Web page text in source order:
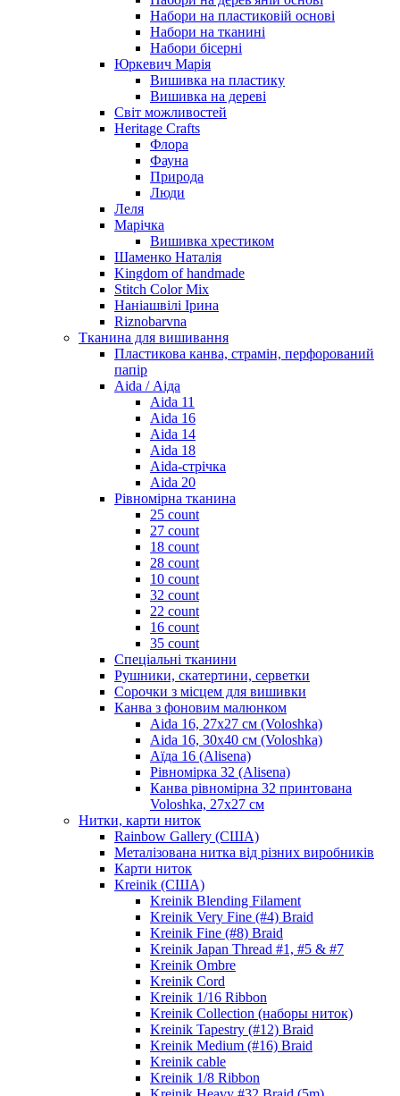
Набори на пластиковій основі
Набори на тканині
Набори бісерні
Юркевич Марія
Вишивка на пластику
Вишивка на дереві
Світ можливостей
Heritage Crafts
Флора
Фауна
Природа
Люди
Леля
Марічка
Вишивка хрестиком
Шаменко Наталія
Kingdom of handmade
Stitch Color Mix
Наніашвілі Ірина
Riznobarvna
Тканина для вишивання
Пластикова канва, страмін, перфорований
папір
Aida / Аіда
Aida 11
Aida 16
Aida 14
Aida 18
Aida-стрічка
Aida 20
Рівномірна тканина
25 count
27 count
18 count
28 count
10 count
32 count
22 count
16 count
35 count
Спеціальні тканини
Рушники, скатертини, серветки
Сорочки з місцем для вишивки
Канва з фоновим малюнком
Aida 16, 27х27 см (Voloshka)
Aida 16, 30х40 см (Voloshka)
Аїда 16 (Alisena)
Рівномірка 32 (Alisena)
Канва рівномірна 32 принтована
Voloshka, 27х27 см
Нитки, карти ниток
Rainbow Gallery (США)
Металізована нитка від різних виробників
Карти ниток
Kreinik (США)
Kreinik Blending Filament
Kreinik Very Fine (#4) Braid
Kreinik Fine (#8) Braid
Kreinik Japan Thread #1, #5 & #7
Kreinik Ombre
Kreinik Cord
Kreinik 1/16 Ribbon
Kreinik Collection (наборы ниток)
Kreinik Tapestry (#12) Braid
Kreinik Medium (#16) Braid
Kreinik cable
Kreinik 1/8 Ribbon